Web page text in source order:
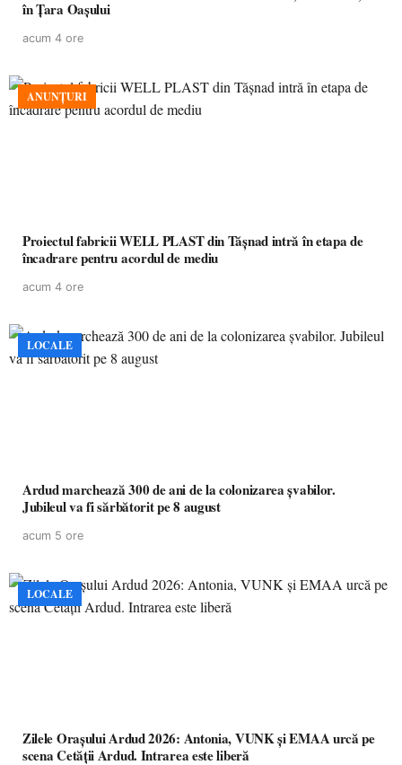
în Țara Oașului
acum 4 ore
ANUNȚURI
Proiectul fabricii WELL PLAST din Tășnad intră în etapa de
încadrare pentru acordul de mediu
acum 4 ore
LOCALE
Ardud marchează 300 de ani de la colonizarea șvabilor.
Jubileul va fi sărbătorit pe 8 august
acum 5 ore
LOCALE
Zilele Orașului Ardud 2026: Antonia, VUNK și EMAA urcă pe
scena Cetății Ardud. Intrarea este liberă